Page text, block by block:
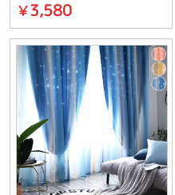
￥3,580